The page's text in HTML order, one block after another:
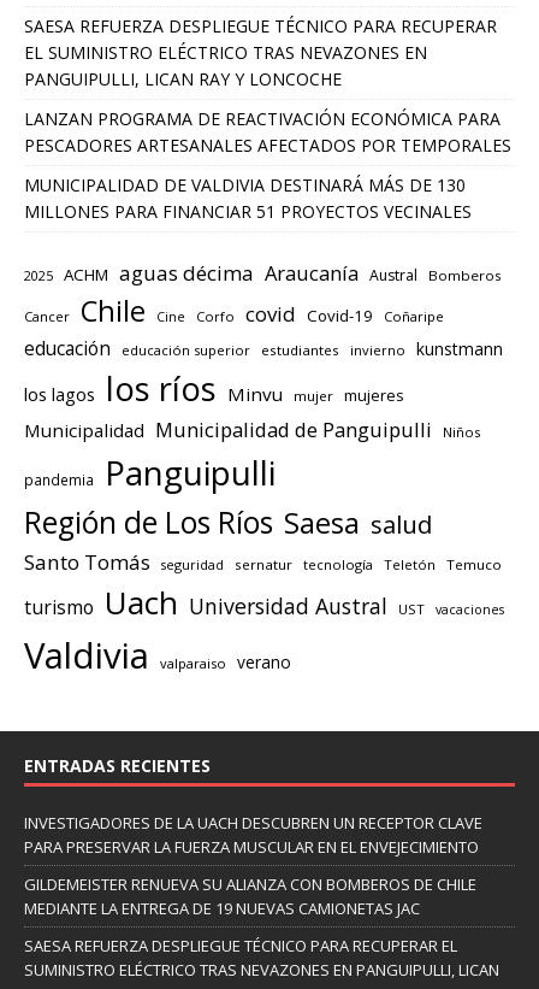
SAESA REFUERZA DESPLIEGUE TÉCNICO PARA RECUPERAR
EL SUMINISTRO ELÉCTRICO TRAS NEVAZONES EN
PANGUIPULLI, LICAN RAY Y LONCOCHE
LANZAN PROGRAMA DE REACTIVACIÓN ECONÓMICA PARA
PESCADORES ARTESANALES AFECTADOS POR TEMPORALES
MUNICIPALIDAD DE VALDIVIA DESTINARÁ MÁS DE 130
MILLONES PARA FINANCIAR 51 PROYECTOS VECINALES
2025 ACHM aguas décima Araucanía Austral Bomberos
Cancer Chile Cine Corfo covid Covid-19 Coñaripe
educación educación superior estudiantes invierno kunstmann
los lagos los ríos Minvu mujer mujeres
Municipalidad Municipalidad de Panguipulli Niños
pandemia Panguipulli
Región de Los Ríos Saesa salud
Santo Tomás seguridad sernatur tecnología Teletón Temuco
turismo Uach Universidad Austral UST vacaciones
Valdivia valparaiso verano
ENTRADAS RECIENTES
INVESTIGADORES DE LA UACH DESCUBREN UN RECEPTOR CLAVE
PARA PRESERVAR LA FUERZA MUSCULAR EN EL ENVEJECIMIENTO
GILDEMEISTER RENUEVA SU ALIANZA CON BOMBEROS DE CHILE
MEDIANTE LA ENTREGA DE 19 NUEVAS CAMIONETAS JAC
SAESA REFUERZA DESPLIEGUE TÉCNICO PARA RECUPERAR EL
SUMINISTRO ELÉCTRICO TRAS NEVAZONES EN PANGUIPULLI, LICAN